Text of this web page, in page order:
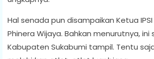
Hal senada pun disampaikan Ketua
Phinera Wijaya. Bahkan menurutnya, ini
Kabupaten Sukabumi tampil. Tentu